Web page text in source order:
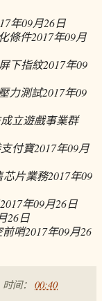
年09月26日
條件2017年09月
下指紋2017年09
力測試2017年09
立遊戲事業群
付寶2017年09月
芯片業務2017年09
2017年09月26日
26日
前哨2017年09月26
时间： 00:40